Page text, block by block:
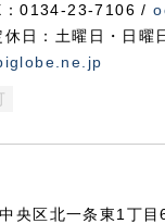
：0134-23-7106 /
日：土曜日・日曜
区北一条東1丁目